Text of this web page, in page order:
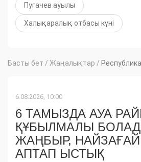
Пугачев ауылы
Халықаралық отбасы күні
Басты бет / Жаңалықтар /
6.08.2026, 10:00
6 ТАМЫЗДА АУА
ҚҰБЫЛМАЛЫ
ЖАҢБЫР,
АПТАП ЫСТЫҚ